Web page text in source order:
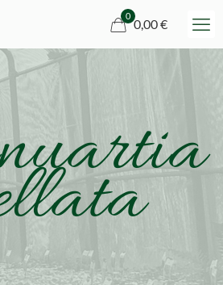
0
0,00 €